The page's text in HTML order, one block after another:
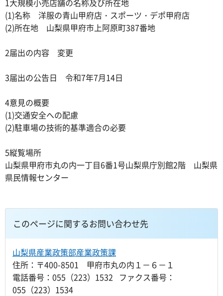
1大規模小売店舗の名称及び所在地
(1)名称 洋服の青山甲府店・スポーツ・デポ甲府店
(2)所在地 山梨県甲府市上阿原町387番地
2届出の内容 変更
3届出の公告日 令和7年7月14日
4意見の概要
(1)交通安全への配慮
(2)駐車場の技術的基準適合の必要
5縦覧場所
山梨県甲府市丸の内一丁目6番1号山梨県庁別館2階 山梨県
県民情報センター
このページに関するお問い合わせ先
山梨県産業政策部産業政策課
住所：〒400-8501 甲府市丸の内１－６－１
電話番号：055（223）1532 ファクス番号：
055（223）1534